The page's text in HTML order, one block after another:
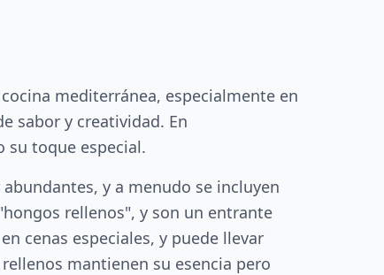
mediterránea, especialmente en
sabor y creatividad. En
su toque especial.
y a menudo se incluyen
rellenos", y son un entrante
cenas especiales, y puede llevar
mantienen su esencia pero